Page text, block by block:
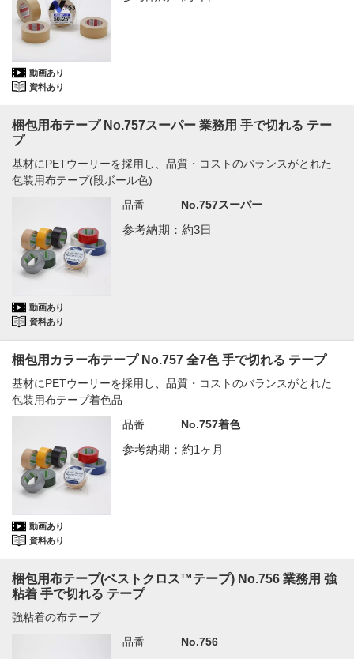
動画あり
資料あり
梱包用布テープ No.757スーパー 業務用 手で切れる テー
プ
基材にPETウーリーを採用し、品質・コストのバランスがとれた
包装用布テープ(段ボール色)
動画あり
資料あり
品番 No.757スーパー
参考納期：約3日
梱包用カラー布テープ No.757 全7色 手で切れる テープ
基材にPETウーリーを採用し、品質・コストのバランスがとれた
包装用布テープ着色品
動画あり
資料あり
品番 No.757着色
参考納期：約1ヶ月
梱包用布テープ(ベストクロス™テープ) No.756 業務用 強
粘着 手で切れる テープ
強粘着の布テープ
品番 No.756